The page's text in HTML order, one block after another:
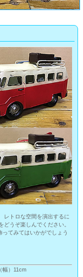
レトロな空間を演出するに
うぞ楽しんでください。
てみてはいかがでしょう
幅）11cm